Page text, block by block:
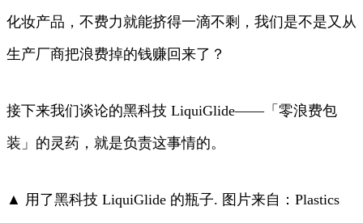
化妆产品，不费力就能挤得一滴不剩，我们是不是又从
生产厂商把浪费掉的钱赚回来了？
接下来我们谈论的黑科技 LiquiGlide——「零浪费包
装」的灵药，就是负责这事情的。
▲ 用了黑科技 LiquiGlide 的瓶子. 图片来自：Plastics